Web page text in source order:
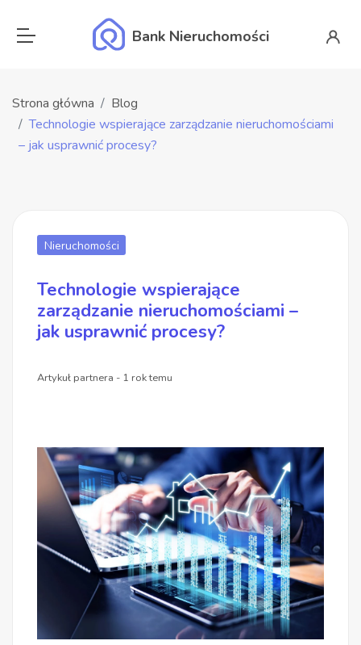
Bank Nieruchomości
Strona główna
Blog
Technologie wspierające zarządzanie nieruchomościami
– jak usprawnić procesy?
Nieruchomości
Technologie wspierające
zarządzanie nieruchomościami –
jak usprawnić procesy?
Artykuł partnera - 1 rok temu